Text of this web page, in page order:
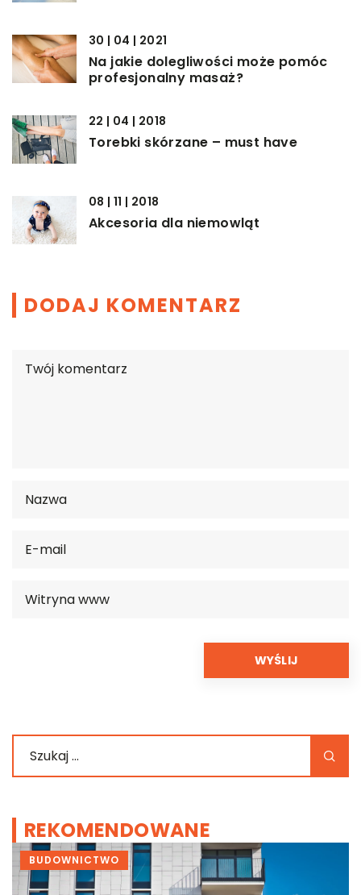
30 | 04 | 2021
Na jakie dolegliwości może pomóc
profesjonalny masaż?
22 | 04 | 2018
Torebki skórzane – must have
08 | 11 | 2018
Akcesoria dla niemowląt
DODAJ KOMENTARZ
REKOMENDOWANE
BUDOWNICTWO